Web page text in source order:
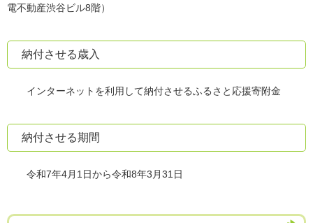
電不動産渋谷ビル8階）
納付させる歳入
インターネットを利用して納付させるふるさと応援寄附金
納付させる期間
令和7年4月1日から令和8年3月31日